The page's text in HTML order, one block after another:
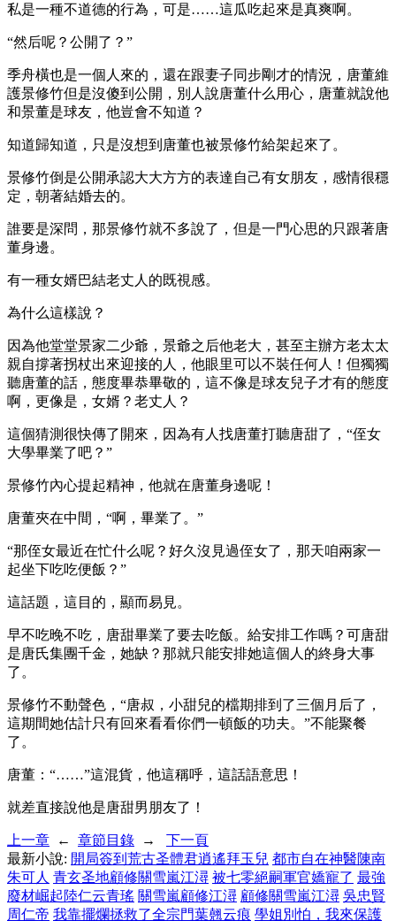
私是一種不道德的行為，可是……這瓜吃起來是真爽啊。
“然后呢？公開了？”
季舟橫也是一個人來的，還在跟妻子同步剛才的情況，唐董維
護景修竹但是沒傻到公開，別人說唐董什么用心，唐董就說他
和景董是球友，他豈會不知道？
知道歸知道，只是沒想到唐董也被景修竹給架起來了。
景修竹倒是公開承認大大方方的表達自己有女朋友，感情很穩
定，朝著結婚去的。
誰要是深問，那景修竹就不多說了，但是一門心思的只跟著唐
董身邊。
有一種女婿巴結老丈人的既視感。
為什么這樣說？
因為他堂堂景家二少爺，景爺之后他老大，甚至主辦方老太太
親自撐著拐杖出來迎接的人，他眼里可以不裝任何人！但獨獨
聽唐董的話，態度畢恭畢敬的，這不像是球友兒子才有的態度
啊，更像是，女婿？老丈人？
這個猜測很快傳了開來，因為有人找唐董打聽唐甜了，“侄女
大學畢業了吧？”
景修竹內心提起精神，他就在唐董身邊呢！
唐董夾在中間，“啊，畢業了。”
“那侄女最近在忙什么呢？好久沒見過侄女了，那天咱兩家一
起坐下吃吃便飯？”
這話題，這目的，顯而易見。
早不吃晚不吃，唐甜畢業了要去吃飯。給安排工作嗎？可唐甜
是唐氏集團千金，她缺？那就只能安排她這個人的終身大事
了。
景修竹不動聲色，“唐叔，小甜兒的檔期排到了三個月后了，
這期間她估計只有回來看看你們一頓飯的功夫。”不能聚餐
了。
唐董：“……”這混貨，他這稱呼，這話語意思！
就差直接說他是唐甜男朋友了！
上一章 ← 章節目錄 → 下一頁
最新小說: 開局簽到荒古圣體君逍遙拜玉兒 都市自在神醫陳南
朱可人 青玄圣地顧修關雪嵐江潯 被七零絕嗣軍官嬌寵了 最強
廢材崛起陸仁云青瑤 關雪嵐顧修江潯 顧修關雪嵐江潯 吳忠賢
周仁帝 我靠擺爛拯救了全宗門葉翹云痕 學姐別怕，我來保護